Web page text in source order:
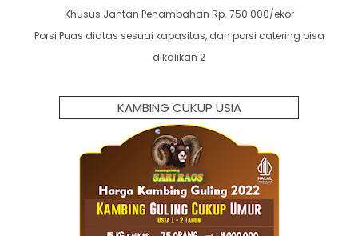
Khusus Jantan Penambahan Rp. 750.000/ekor
Porsi Puas diatas sesuai kapasitas, dan porsi catering bisa
dikalikan 2
KAMBING CUKUP USIA